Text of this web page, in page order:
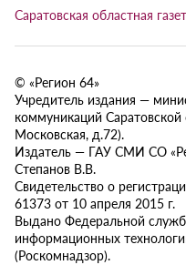
Саратовская областная
© «Регион 64»
Учредитель издания —
коммуникаций Саратовской
Московская, д.72).
Издатель — ГАУ СМИ СО
Степанов В.В.
Свидетельство о
61373 от 10 апреля 2015 г.
Выдано Федеральной
информационных
(Роскомнадзор).